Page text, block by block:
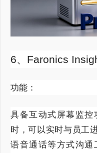
6、Faronics
功能：
具备互动式屏幕监控
时，可以实时与员工
语音通话等方式沟通